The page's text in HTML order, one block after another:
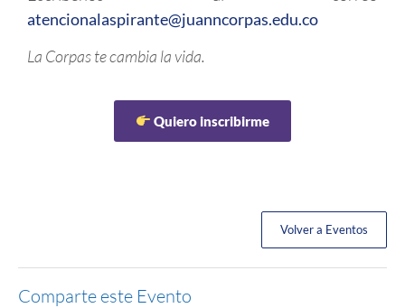
atencionalaspirante@juanncorpas.edu.co
La Corpas te cambia la vida.
Quiero inscribirme
Volver a Eventos
Comparte este Evento